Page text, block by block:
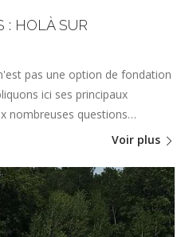
: HOLÀ SUR
pas une option de fondation
ici ses principaux
nombreuses questions…
Voir plus